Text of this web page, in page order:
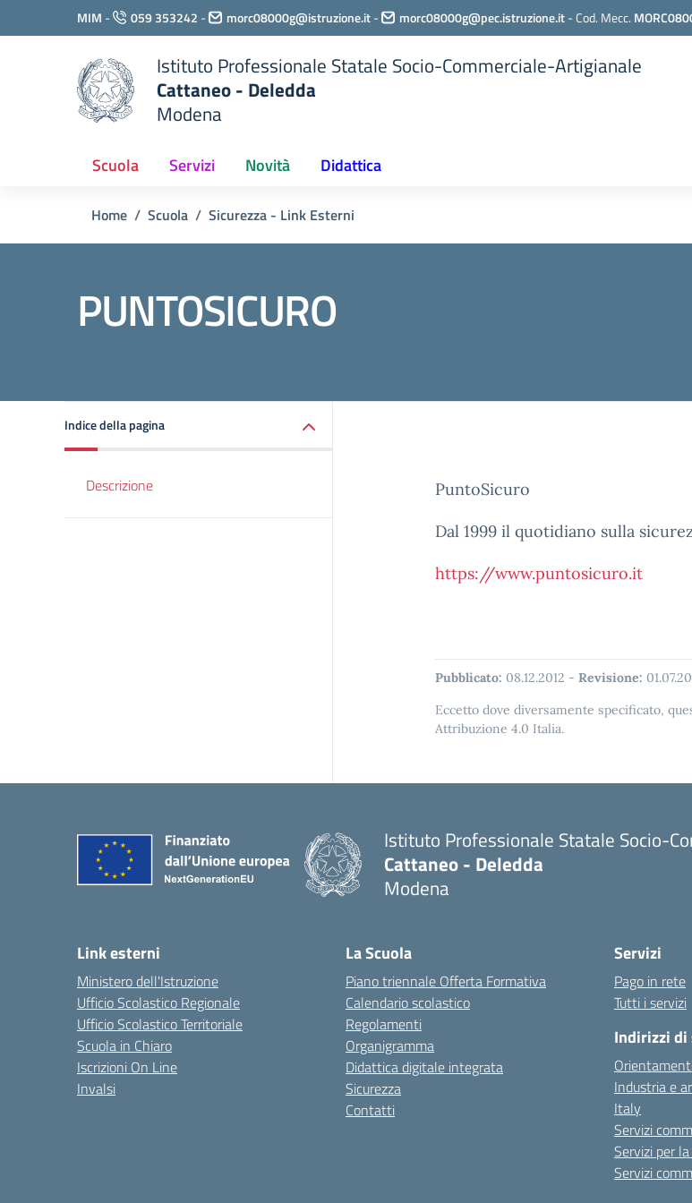
Vai ai contenuti
Vai al menu di navigazione
MIM - 059 353242 - morc08000g@istruzione.it- morc08000g@pec.istruzione.it-Cod. Mecc.
Istituto Professionale Statale Socio-Commerciale-Artigianale
Cattaneo - Deledda
Modena
Scuola Servizi Novità Didattica
Home Scuola Sicurezza - Link Esterni
PUNTOSICURO
Indice della pagina
Descrizione PuntoSicuro
Dal 1999 il quotidiano sulla
https://www.puntosicuro.it
Pubblicato: 08.12.2012 - Revisione:
Eccetto dove diversamente specificato,
Attribuzione 4.0 Italia.
Istituto Professionale Statale Socio-
Cattaneo - Deledda
Modena
Link esterni
Ministero dell'Istruzione
Ufficio Scolastico Regionale
Ufficio Scolastico Territoriale
Scuola in Chiaro
Iscrizioni On Line
Invalsi
La Scuola
Piano triennale Offerta Formativa
Calendario scolastico
Regolamenti
Organigramma
Didattica digitale integrata
Sicurezza
Contatti
Servizi
Pago in rete
Tutti i servizi
Indirizzi
Industria e
Italy
Servizi
Servizi per
Servizi